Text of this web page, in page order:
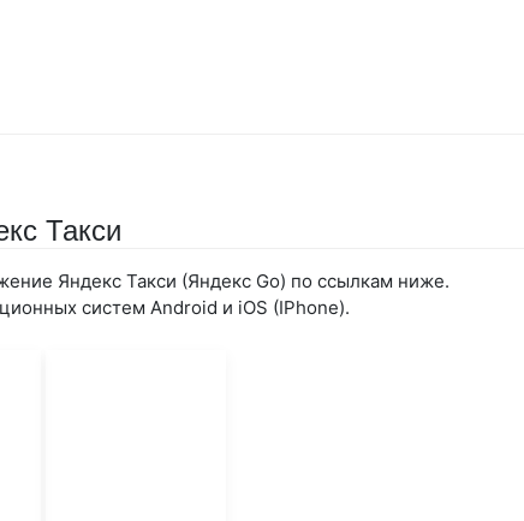
Такси
Яндекс Такси (Яндекс Go) по ссылкам ниже.
систем Android и iOS (IPhone).